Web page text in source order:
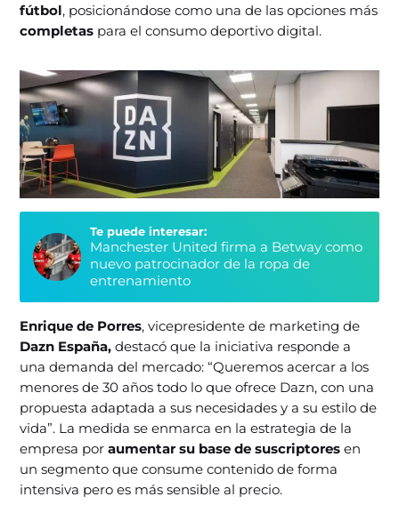
fútbol, posicionándose como una de las opciones más
completas para el consumo deportivo digital.
Te puede interesar:
Manchester United firma a Betway como
nuevo patrocinador de la ropa de
entrenamiento
Enrique de Porres, vicepresidente de marketing de
Dazn España, destacó que la iniciativa responde a
una demanda del mercado: “Queremos acercar a los
menores de 30 años todo lo que ofrece Dazn, con una
propuesta adaptada a sus necesidades y a su estilo de
vida”. La medida se enmarca en la estrategia de la
empresa poraumentar su base de suscriptores en
un segmento que consume contenido de forma
intensiva pero es más sensible al precio.